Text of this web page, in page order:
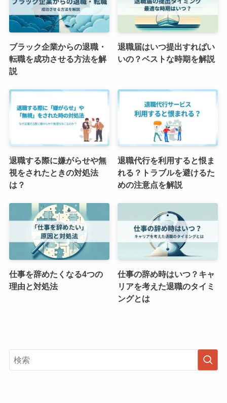
ブラック企業からの退職・
転職を成功させる方法を解
説
退職届はいつ提出すればい
いの？ベストな時期を解説
退職する際に嫌がらせや無
視をされたときの対処法
は？
退職代行を利用すると恨ま
れる？トラブルを避けるた
めの注意点を解説
仕事を辞めたくなる4つの
理由と対処法
仕事の辞め時はいつ？キャ
リアを考えた退職のタイミ
ングとは